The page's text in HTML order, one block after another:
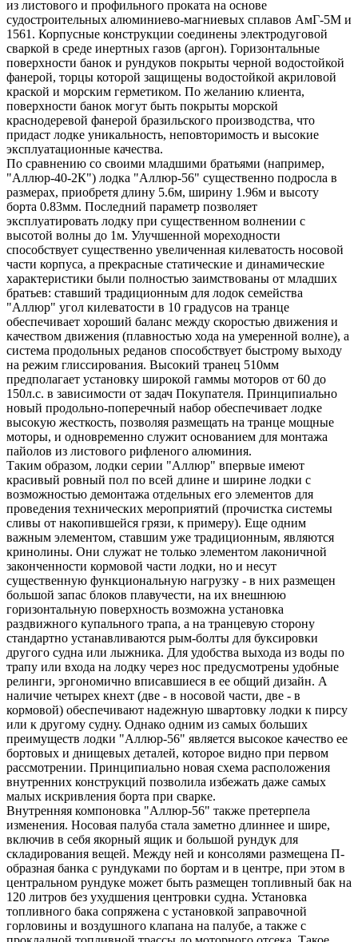
из листового и профильного проката на основе
судостроительных алюминиево-магниевых сплавов АмГ-5М и
1561. Корпусные конструкции соединены электродуговой
сваркой в среде инертных газов (аргон). Горизонтальные
поверхности банок и рундуков покрыты черной водостойкой
фанерой, торцы которой защищены водостойкой акриловой
краской и морским герметиком. По желанию клиента,
поверхности банок могут быть покрыты морской
краснодеревой фанерой бразильского производства, что
придаст лодке уникальность, неповторимость и высокие
эксплуатационные качества.
По сравнению со своими младшими братьями (например,
"Аллюр-40-2К") лодка "Аллюр-56" существенно подросла в
размерах, приобретя длину 5.6м, ширину 1.96м и высоту
борта 0.83мм. Последний параметр позволяет
эксплуатировать лодку при существенном волнении с
высотой волны до 1м. Улучшенной мореходности
способствует существенно увеличенная килеватость носовой
части корпуса, а прекрасные статические и динамические
характеристики были полностью заимствованы от младших
братьев: ставший традиционным для лодок семейства
"Аллюр" угол килеватости в 10 градусов на транце
обеспечивает хороший баланс между скоростью движения и
качеством движения (плавностью хода на умеренной волне), а
система продольных реданов способствует быстрому выходу
на режим глиссирования. Высокий транец 510мм
предполагает установку широкой гаммы моторов от 60 до
150л.с. в зависимости от задач Покупателя. Принципиально
новый продольно-поперечный набор обеспечивает лодке
высокую жесткость, позволяя размещать на транце мощные
моторы, и одновременно служит основанием для монтажа
пайолов из листового рифленого алюминия.
Таким образом, лодки серии "Аллюр" впервые имеют
красивый ровный пол по всей длине и ширине лодки с
возможностью демонтажа отдельных его элементов для
проведения технических мероприятий (прочистка системы
сливы от накопившейся грязи, к примеру). Еще одним
важным элементом, ставшим уже традиционным, являются
кринолины. Они служат не только элементом лаконичной
законченности кормовой части лодки, но и несут
существенную функциональную нагрузку - в них размещен
большой запас блоков плавучести, на их внешнюю
горизонтальную поверхность возможна установка
раздвижного купального трапа, а на транцевую сторону
стандартно устанавливаются рым-болты для буксировки
другого судна или лыжника. Для удобства выхода из воды по
трапу или входа на лодку через нос предусмотрены удобные
релинги, эргономично вписавшиеся в ее общий дизайн. А
наличие четырех кнехт (две - в носовой части, две - в
кормовой) обеспечивают надежную швартовку лодки к пирсу
или к другому судну. Однако одним из самых больших
преимуществ лодки "Аллюр-56" является высокое качество ее
бортовых и днищевых деталей, которое видно при первом
рассмотрении. Принципиально новая схема расположения
внутренних конструкций позволила избежать даже самых
малых искривления борта при сварке.
Внутренняя компоновка "Аллюр-56" также претерпела
изменения. Носовая палуба стала заметно длиннее и шире,
включив в себя якорный ящик и большой рундук для
складирования вещей. Между ней и консолями размещена П-
образная банка с рундуками по бортам и в центре, при этом в
центральном рундуке может быть размещен топливный бак на
120 литров без ухудшения центровки судна. Установка
топливного бака сопряжена с установкой заправочной
горловины и воздушного клапана на палубе, а также с